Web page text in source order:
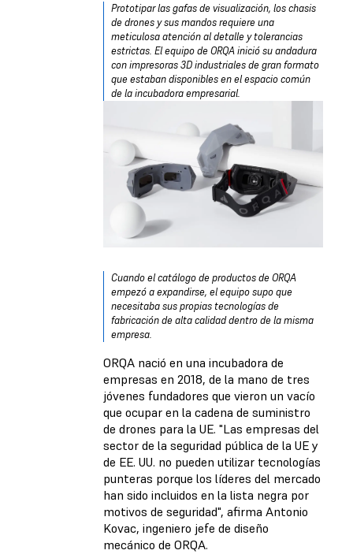
Prototipar las gafas de visualización, los chasis
de drones y sus mandos requiere una
meticulosa atención al detalle y tolerancias
estrictas. El equipo de ORQA inició su andadura
con impresoras 3D industriales de gran formato
que estaban disponibles en el espacio común
de la incubadora empresarial.
Cuando el catálogo de productos de ORQA
empezó a expandirse, el equipo supo que
necesitaba sus propias tecnologías de
fabricación de alta calidad dentro de la misma
empresa.
ORQA nació en una incubadora de
empresas en 2018, de la mano de tres
jóvenes fundadores que vieron un vacío
que ocupar en la cadena de suministro
de drones para la UE. "Las empresas del
sector de la seguridad pública de la UE y
de EE. UU. no pueden utilizar tecnologías
punteras porque los líderes del mercado
han sido incluidos en la lista negra por
motivos de seguridad", afirma Antonio
Kovac, ingeniero jefe de diseño
mecánico de ORQA.